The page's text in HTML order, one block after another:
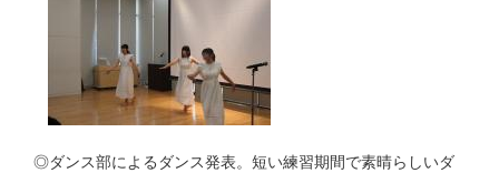
◎ダンス部によるダンス発表。短い練習期間で素晴らしいダ